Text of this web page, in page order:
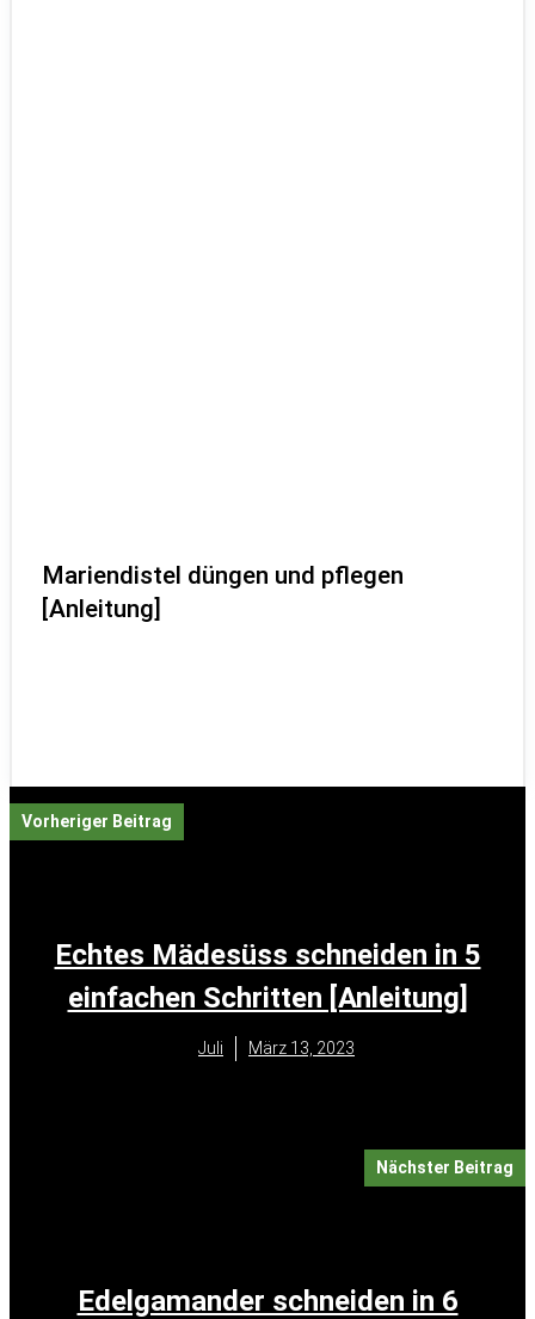
Mariendistel düngen und pflegen
[Anleitung]
Vorheriger Beitrag
Echtes Mädesüss schneiden in 5
einfachen Schritten [Anleitung]
Juli März 13, 2023
Nächster Beitrag
Edelgamander schneiden in 6